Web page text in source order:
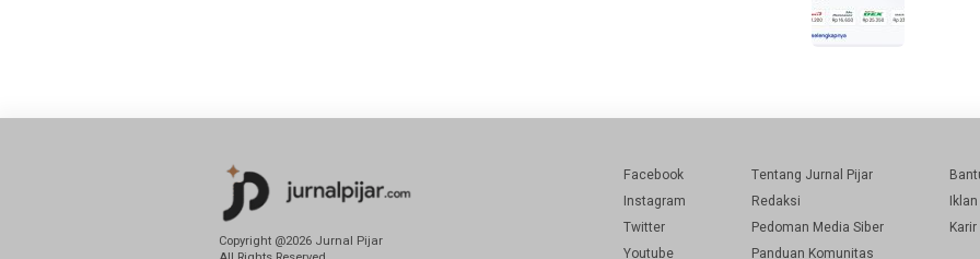
Copyright @2026 Jurnal Pijar
Facebook
Instagram
Twitter
Youtube
Tentang Jurnal Pijar
Redaksi
Pedoman Media Siber
Panduan Komunitas
Iklan
Karir